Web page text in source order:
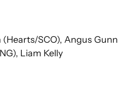
SCO), Angus Gunn
Liam Kelly